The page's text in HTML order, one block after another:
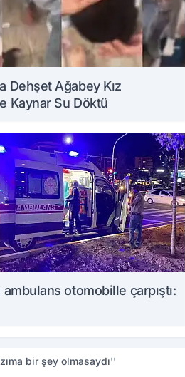
Dehşet Ağabey Kız
Kaynar Su Döktü
ambulans otomobille çarpıştı:
bir şey olmasaydı''